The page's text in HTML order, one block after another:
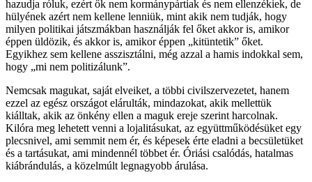
hazudja róluk, ezért ők nem kormánypártiak és nem ellenzékiek, de
hülyének azért nem kellene lenniük, mint akik nem tudják, hogy
milyen politikai játszmákban használják fel őket akkor is, amikor
éppen üldözik, és akkor is, amikor éppen „kitüntetik” őket.
Egyikhez sem kellene asszisztálni, még azzal a hamis indokkal sem,
hogy „mi nem politizálunk”.
Nemcsak magukat, saját elveiket, a többi civilszervezetet, hanem
ezzel az egész országot elárulták, mindazokat, akik mellettük
kiálltak, akik az önkény ellen a maguk ereje szerint harcolnak.
Kilóra meg lehetett venni a lojalitásukat, az együttműködésüket egy
plecsnivel, ami semmit nem ér, és képesek érte eladni a becsületüket
és a tartásukat, ami mindennél többet ér. Óriási csalódás, hatalmas
kiábrándulás, a közelmúlt legnagyobb árulása.